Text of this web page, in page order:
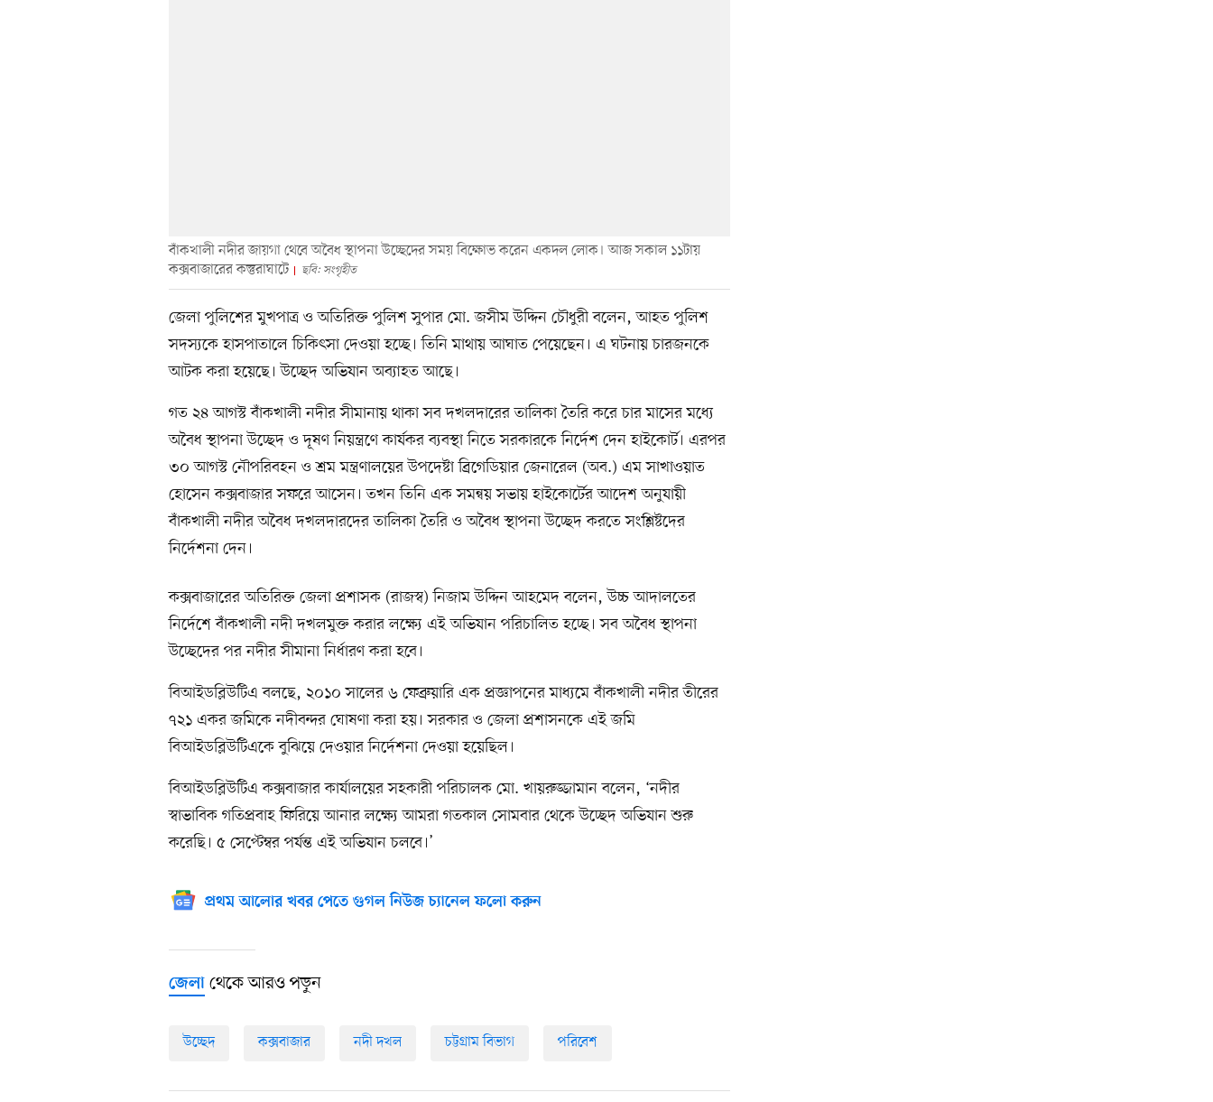
বাঁকখালী নদীর জায়গা থেবে অবৈধ স্থাপনা উচ্ছেদের সময় বিক্ষোভ করেন একদল লোক। আজ সকাল ১১টায়
কক্সবাজারের কস্তুরাঘাটে
ছবি: সংগৃহীত
জেলা পুলিশের মুখপাত্র ও অতিরিক্ত পুলিশ সুপার মো. জসীম উদ্দিন চৌধুরী বলেন, আহত পুলিশ
সদস্যকে হাসপাতালে চিকিৎসা দেওয়া হচ্ছে। তিনি মাথায় আঘাত পেয়েছেন। এ ঘটনায় চারজনকে
আটক করা হয়েছে। উচ্ছেদ অভিযান অব্যাহত আছে।
গত ২৪ আগস্ট বাঁকখালী নদীর সীমানায় থাকা সব দখলদারের তালিকা তৈরি করে চার মাসের মধ্যে
অবৈধ স্থাপনা উচ্ছেদ ও দূষণ নিয়ন্ত্রণে কার্যকর ব্যবস্থা নিতে সরকারকে নির্দেশ দেন হাইকোর্ট। এরপর
৩০ আগস্ট নৌপরিবহন ও শ্রম মন্ত্রণালয়ের উপদেষ্টা ব্রিগেডিয়ার জেনারেল (অব.) এম সাখাওয়াত
হোসেন কক্সবাজার সফরে আসেন। তখন তিনি এক সমন্বয় সভায় হাইকোর্টের আদেশ অনুযায়ী
বাঁকখালী নদীর অবৈধ দখলদারদের তালিকা তৈরি ও অবৈধ স্থাপনা উচ্ছেদ করতে সংশ্লিষ্টদের
নির্দেশনা দেন।
কক্সবাজারের অতিরিক্ত জেলা প্রশাসক (রাজস্ব) নিজাম উদ্দিন আহমেদ বলেন, উচ্চ আদালতের
নির্দেশে বাঁকখালী নদী দখলমুক্ত করার লক্ষ্যে এই অভিযান পরিচালিত হচ্ছে। সব অবৈধ স্থাপনা
উচ্ছেদের পর নদীর সীমানা নির্ধারণ করা হবে।
বিআইডব্লিউটিএ বলছে, ২০১০ সালের ৬ ফেব্রুয়ারি এক প্রজ্ঞাপনের মাধ্যমে বাঁকখালী নদীর তীরের
৭২১ একর জমিকে নদীবন্দর ঘোষণা করা হয়। সরকার ও জেলা প্রশাসনকে এই জমি
বিআইডব্লিউটিএকে বুঝিয়ে দেওয়ার নির্দেশনা দেওয়া হয়েছিল।
বিআইডব্লিউটিএ কক্সবাজার কার্যালয়ের সহকারী পরিচালক মো. খায়রুজ্জামান বলেন, ‘নদীর
স্বাভাবিক গতিপ্রবাহ ফিরিয়ে আনার লক্ষ্যে আমরা গতকাল সোমবার থেকে উচ্ছেদ অভিযান শুরু
করেছি। ৫ সেপ্টেম্বর পর্যন্ত এই অভিযান চলবে।’
প্রথম আলোর খবর পেতে গুগল নিউজ চ্যানেল ফলো করুন
জেলা থেকে আরও পড়ুন
উচ্ছেদ কক্সবাজার নদী দখল চট্টগ্রাম বিভাগ পরিবেশ